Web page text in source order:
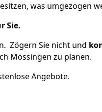
was umgezogen
Sie.
Zögern Sie nicht und
Mössingen zu planen.
Angebote.